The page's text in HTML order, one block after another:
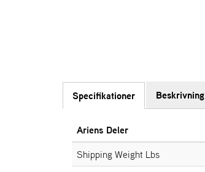
Specifikationer Beskrivning
Ariens Deler
Shipping Weight Lbs